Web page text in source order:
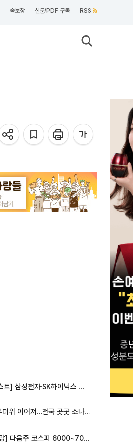
속보창 신문/PDF 구독 RSS
[베스트&워스트] 삼성전자·SK하이닉스 밀린 한 주…상상인증권은 85% 급등
35도 안팎 무더위 이어져…전국 곳곳 소나기 [오늘 날씨]
[주간증시전망] 다음주 코스피 6000~7000⋯“外人 수급은 정책이 변수”